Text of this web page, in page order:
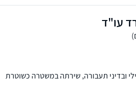
עו"ד
ובדיני תעבורה, שירתה במשטרה כשוטרת